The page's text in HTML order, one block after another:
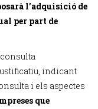
l’adquisició de
per part de
indicant
i els aspectes
que